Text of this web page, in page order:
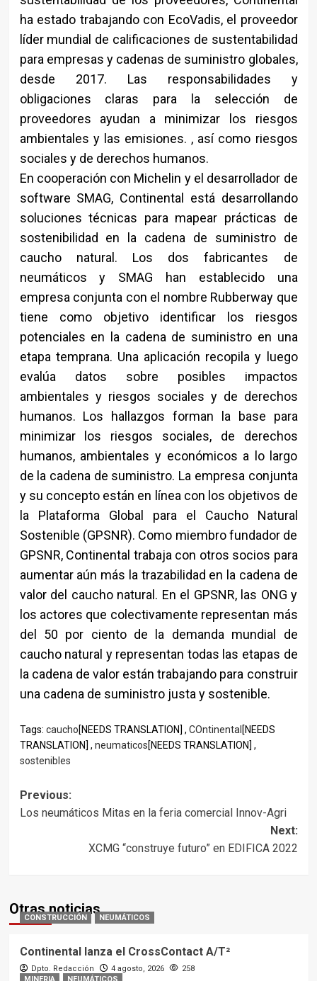
ha estado trabajando con EcoVadis, el proveedor
líder mundial de calificaciones de sustentabilidad
para empresas y cadenas de suministro globales,
desde 2017. Las responsabilidades y
obligaciones claras para la selección de
proveedores ayudan a minimizar los riesgos
ambientales y las emisiones. , así como riesgos
sociales y de derechos humanos.
En cooperación con Michelin y el desarrollador de
software SMAG, Continental está desarrollando
soluciones técnicas para mapear prácticas de
sostenibilidad en la cadena de suministro de
caucho natural. Los dos fabricantes de
neumáticos y SMAG han establecido una
empresa conjunta con el nombre Rubberway que
tiene como objetivo identificar los riesgos
potenciales en la cadena de suministro en una
etapa temprana. Una aplicación recopila y luego
evalúa datos sobre posibles impactos
ambientales y riesgos sociales y de derechos
humanos. Los hallazgos forman la base para
minimizar los riesgos sociales, de derechos
humanos, ambientales y económicos a lo largo
de la cadena de suministro. La empresa conjunta
y su concepto están en línea con los objetivos de
la Plataforma Global para el Caucho Natural
Sostenible (GPSNR). Como miembro fundador de
GPSNR, Continental trabaja con otros socios para
aumentar aún más la trazabilidad en la cadena de
valor del caucho natural. En el GPSNR, las ONG y
los actores que colectivamente representan más
del 50 por ciento de la demanda mundial de
caucho natural y representan todas las etapas de
la cadena de valor están trabajando para construir
una cadena de suministro justa y sostenible.
Tags: caucho[NEEDS TRANSLATION] , COntinental [NEEDS
TRANSLATION] , neumaticos[NEEDS TRANSLATION] ,
sostenibles
Post
Previous:
Los neumáticos Mitas en la feria comercial Innov-Agri
Next:
XCMG “construye futuro” en EDIFICA 2022
Otras noticias
CONSTRUCCIÓN NEUMÁTICOS
Continental lanza el CrossContact A/T²
Dpto. Redacción 4 agosto, 2026
258